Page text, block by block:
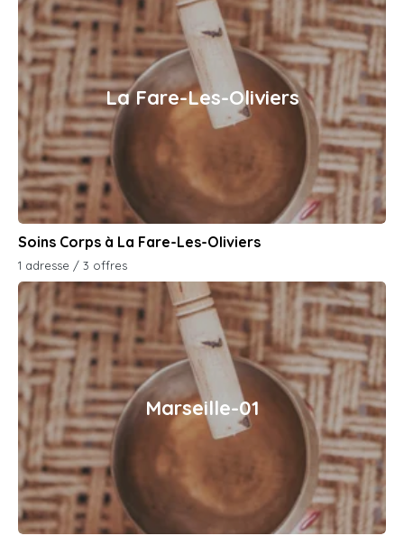
La Fare-Les-Oliviers
Soins Corps à La Fare-Les-Oliviers
1 adresse / 3 offres
Marseille-01